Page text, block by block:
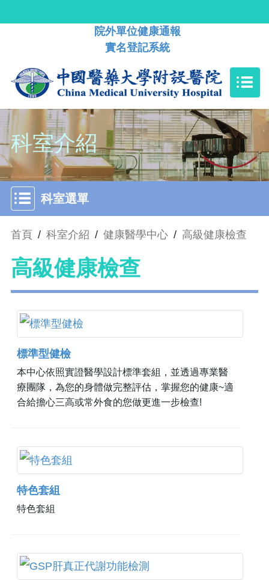
院外單位健康通報
實名登記系統
科室介紹
科室選單
首頁 / 科室介紹 / 健康醫學中心 / 高級健康檢查
高級健康檢查
標準型健檢
本中心依照實證醫學設計標準套組，並透過專業醫
療團隊，為您的身體做完整評估，掌握您的健康~適
合給擔心三高或常外食的您做更進一步檢查!
特色套組
特色套組